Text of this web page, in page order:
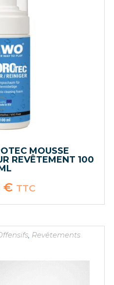
MOUSSE
REVÊTEMENT 100
€ TTC
, Revêtements